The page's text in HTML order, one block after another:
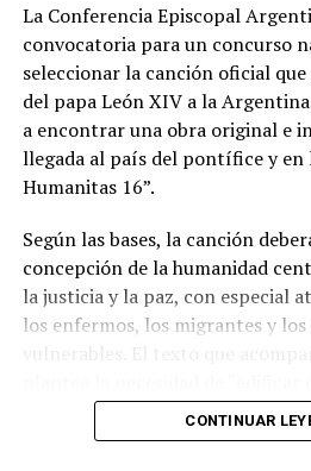
La Conferencia Episcopal
convocatoria para un concurso
seleccionar la canción oficial
del papa León XIV a la
a encontrar una obra original e
llegada al país del pontífice y
Humanitas 16”.
Según las bases, la canción
concepción de la humanidad
la justicia y la paz, con especial
los enfermos, los migrantes y los
una sociedad donde el ser
CONTINUAR